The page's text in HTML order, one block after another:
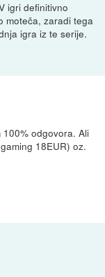
igri definitivno
moteča, zaradi tega
igra iz te serije.
odgovora. Ali
18EUR) oz.